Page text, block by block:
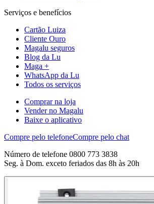
Serviços e benefícios
Cartão Luiza
Cliente Ouro
Magalu seguros
Blog da Lu
Maga +
WhatsApp da Lu
Todos os serviços
Comprar na loja
Vender no Magalu
Baixe o aplicativo
Compre pelo telefoneCompre pelo chat
Número de telefone 0800 773 3838
Seg. à Dom. exceto feriados das 8h às 20h